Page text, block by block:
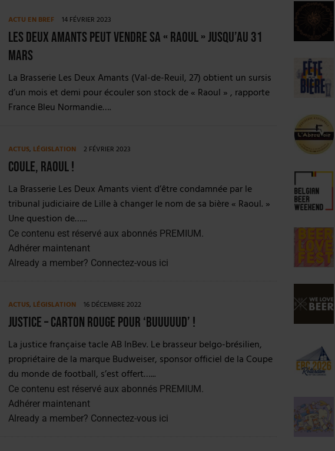
ACTU EN BREF 14 FÉVRIER 2023
Les Deux Amants peut vendre sa « Raoul » jusqu’au 31
mars
La Brasserie Les Deux Amants (Val-de-Reuil, 27) obtient un sursis
d’un mois et demi pour écouler son stock de « Raoul » , rapporte
France Bleu Normandie….
ACTUS, LÉGISLATION 2 FÉVRIER 2023
Coule, Raoul !
La Brasserie Les Deux Amants vient d’être condamnée par le
tribunal judiciaire de Lille à changer le nom de sa bière « Raoul. »
Une question de…...
Ce contenu est réservé aux abonnés PREMIUM.
Adhérer maintenant
Already a member? Connectez-vous ici
ACTUS, LÉGISLATION 16 DÉCEMBRE 2022
Justice – Carton rouge pour ‘Buuuuud’ !
La justice française tacle AB InBev. Le brasseur belgo-brésilien,
propriétaire de la marque Budweiser, sponsor officiel de la Coupe
du monde de football, s’est offert…...
Ce contenu est réservé aux abonnés PREMIUM.
Adhérer maintenant
Already a member? Connectez-vous ici